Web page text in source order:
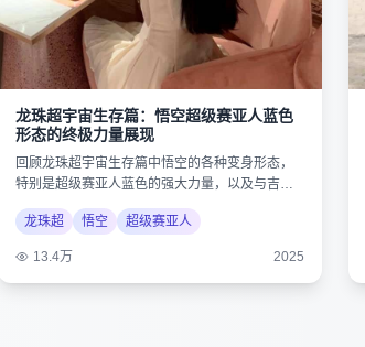
龙珠超宇宙生存篇：悟空超级赛亚人蓝色
形态的终极力量展现
回顾龙珠超宇宙生存篇中悟空的各种变身形态，
特别是超级赛亚人蓝色的强大力量，以及与吉连
的史诗级对决。
龙珠超
悟空 超级赛亚人
13.4万 2025